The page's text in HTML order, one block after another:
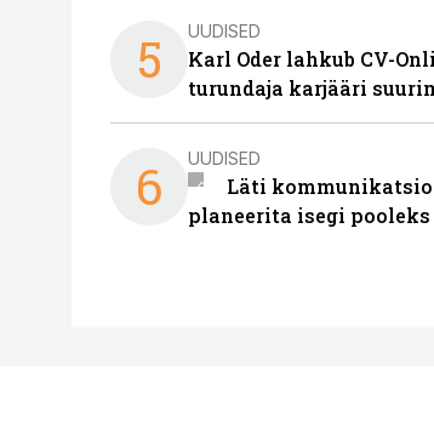
5 UUDISED
Karl Oder lahkub CV-
turundaja karjääri
6 UUDISED
Läti
planeerita isegi